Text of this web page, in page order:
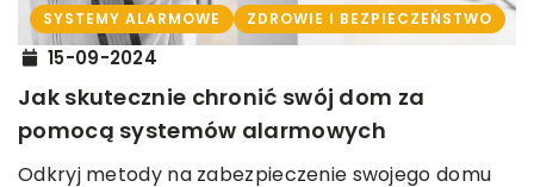
SYSTEMY ALARMOWE ZDROWIE I BEZPIECZEŃSTWO
15-09-2024
Jak skutecznie chronić swój dom za
pomocą systemów alarmowych
Odkryj metody na zabezpieczenie swojego domu